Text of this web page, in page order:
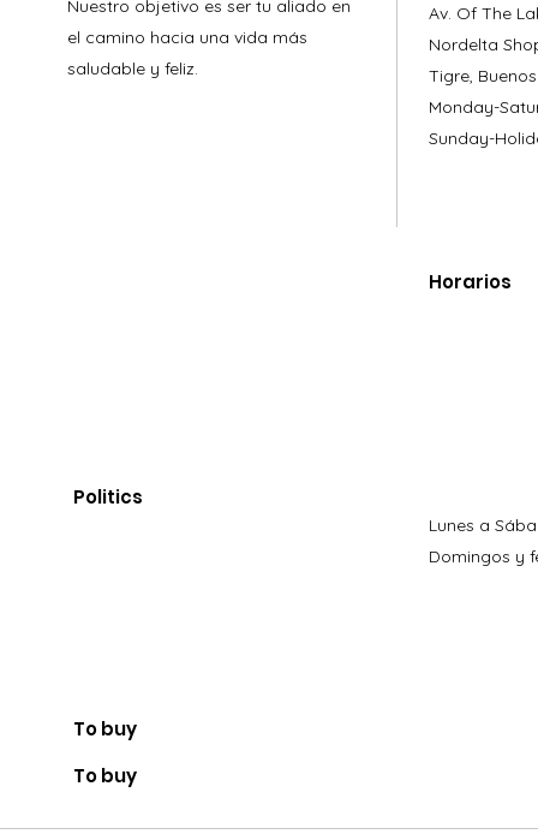
Nuestro objetivo es ser tu aliado en
el camino hacia una vida más
saludable y feliz.
Politics
To buy
To buy
Av. Of The
Nordelta
Tigre,
Monday-
Sunday-
Horarios
Lunes a
Domingos y